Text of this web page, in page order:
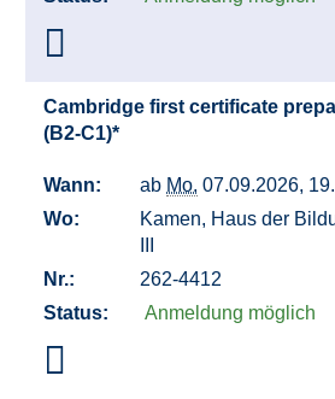
Cambridge first certificate
(B2-C1)*
Wann: ab Mo. 07.09.2026,
Wo:
Kamen, Haus der
Nr.:
262-4412
Status:
Anmeldung möglich